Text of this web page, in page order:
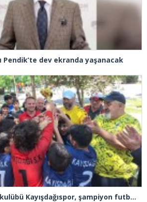
Pendik’te dev ekranda yaşanacak
İstanbul’un köklü kulübü Kayışdağıspor, şampiyon futbolcular yetiştiriyor